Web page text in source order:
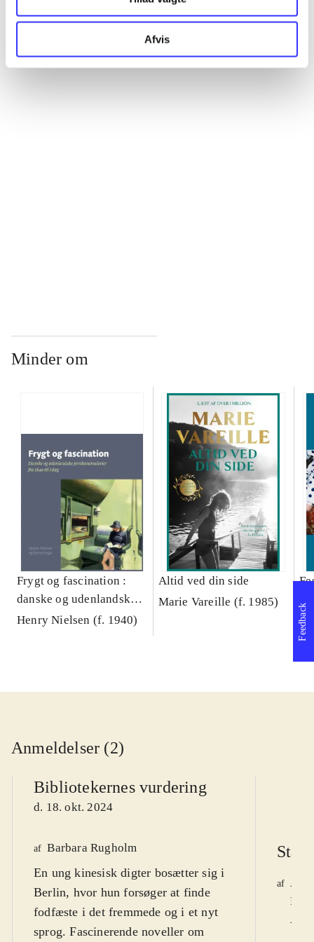
Afvis
Artikler
...
Minder om
Frygt og fascination :
danske og udenlandske
jernbanemalerier fra
Henry Nielsen (f. 1940)
Altid ved din side
Marie Vareille (f. 1985)
Anmeldelser (2)
Bibliotekernes vurdering
d. 18. okt. 2024
af Barbara Rugholm
En ung kinesisk digter bosætter sig i
Berlin, hvor hun forsøger at finde
fodfæste i det fremmede og i et nyt
sprog. Fascinerende noveller om
af
Feedback